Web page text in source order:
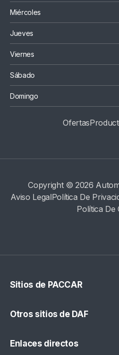
Miércoles
Jueves
Viernes
Sábado
Domingo
Ofertas
Copyright © 2026
Aviso LegalPolítica De
Política De
Otros sitios de DAF
Sitios de PACCAR
Enlaces directos